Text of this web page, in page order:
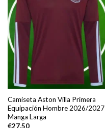
Camiseta Aston Villa Primera
Equipación Hombre 2026/2027
Manga Larga
€27.50